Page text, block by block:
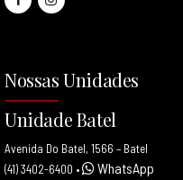
Nossas Unidades
Unidade Batel
Avenida Do Batel, 1566 – Batel
(41) 3402-6400 • WhatsApp